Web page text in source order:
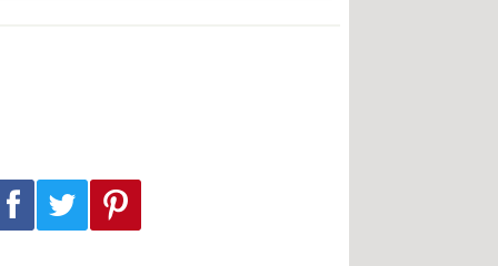
Podeli na Facebook-u Podeli na Twitter-u Podeli na Pinterest-u